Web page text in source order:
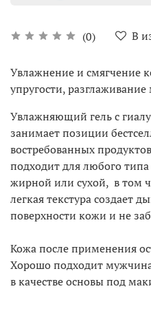
(0) В
Увлажнение и смягчение
упругости,
Увлажняющий гель с
занимает позиции
востребованных
подходит для любого
жирной или сухой, в том
легкая текстура создает
поверхности кожи и не
Кожа после применения
Хорошо подходит
в качестве основы под